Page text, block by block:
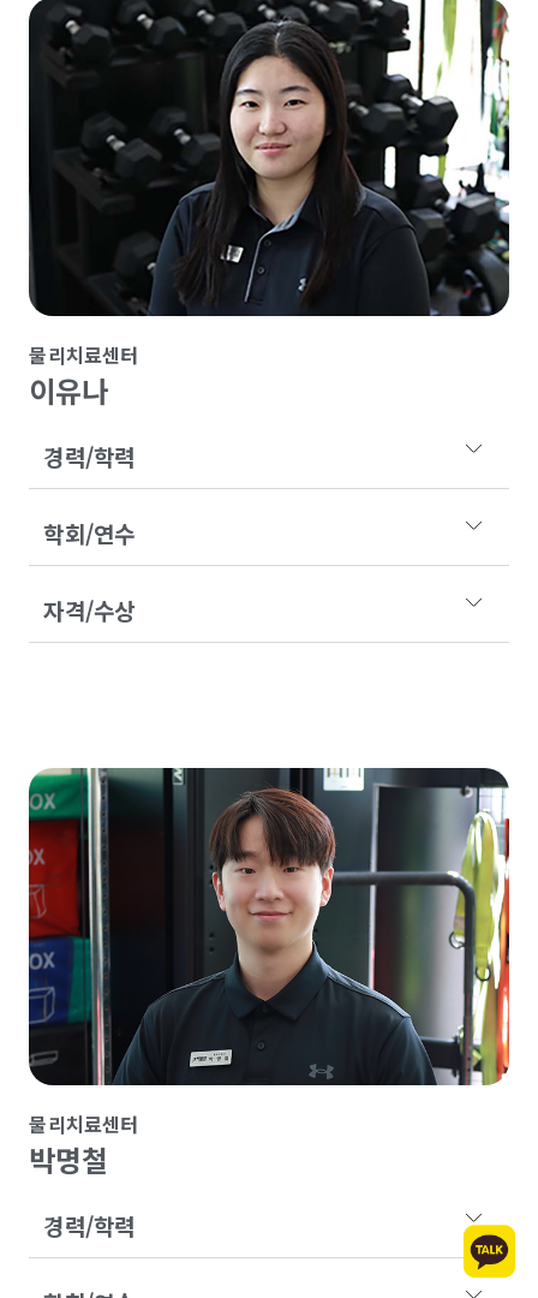
물리치료센터
이유나
경력/학력
학회/연수
자격/수상
물리치료센터
박명철
경력/학력